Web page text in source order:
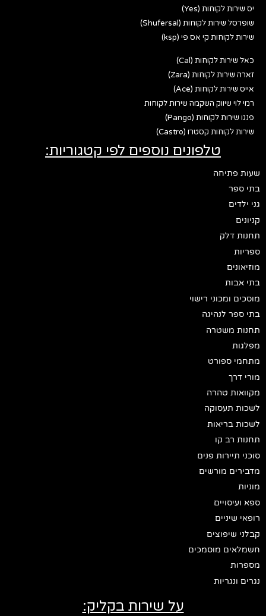
יס שירות לקוחות (Yes)
שופרסל שירות לקוחות (Shufersal)
שירות לקוחות קי אס פי (ksp)
כאל שירות לקוחות (Cal)
זארה שירות לקוחות (Zara)
אייס שירות לקוחות (Ace)
רמי לוי שיווק השקמה שירות לקוחות
פנגו שירות לקוחות (Pango)
שירות לקוחות קסטרו (Castro)
טלפונים נוספים לפי קטגוריות:
שעות פתיחה
בתי ספר
גני ילדים
קניונים
תחנות דלק
ספריות
מוזיאונים
בתי אבות
מוסכים ומכוני רישוי
בתי ספר לנהיגה
תחנות משטרה
מפלגות
מתחמי ספורט
מורי דרך
מקוואות טהרה
לשכות תעסוקה
לשכות בריאות
תחנות רב קו
סוכני תיירות פנים
מדבירים מורשים
מוניות
ספא ועיסויים
רופאי שיניים
קבלני שיפוצים
חשמלאים מוסמכים
מספרות
נגרים ונגריות
על שירות בקליק: